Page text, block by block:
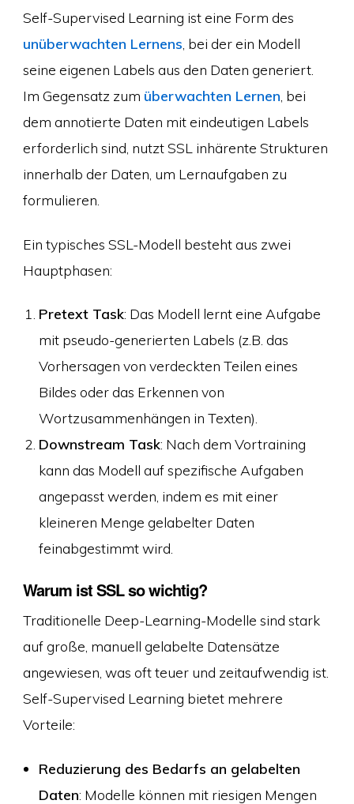
Self-Supervised Learning ist eine Form des
unüberwachten Lernens , bei der ein Modell
seine eigenen Labels aus den Daten generiert.
Im Gegensatz zum überwachten Lernen , bei
dem annotierte Daten mit eindeutigen Labels
erforderlich sind, nutzt SSL inhärente Strukturen
innerhalb der Daten, um Lernaufgaben zu
formulieren.
Ein typisches SSL-Modell besteht aus zwei
Hauptphasen:
Pretext Task: Das Modell lernt eine Aufgabe
mit pseudo-generierten Labels (z.B. das
Vorhersagen von verdeckten Teilen eines
Bildes oder das Erkennen von
Wortzusammenhängen in Texten).
Downstream Task: Nach dem Vortraining
kann das Modell auf spezifische Aufgaben
angepasst werden, indem es mit einer
kleineren Menge gelabelter Daten
feinabgestimmt wird.
Warum ist SSL so wichtig?
Traditionelle Deep-Learning-Modelle sind stark
auf große, manuell gelabelte Datensätze
angewiesen, was oft teuer und zeitaufwendig ist.
Self-Supervised Learning bietet mehrere
Vorteile:
Reduzierung des Bedarfs an gelabelten
Daten: Modelle können mit riesigen Mengen